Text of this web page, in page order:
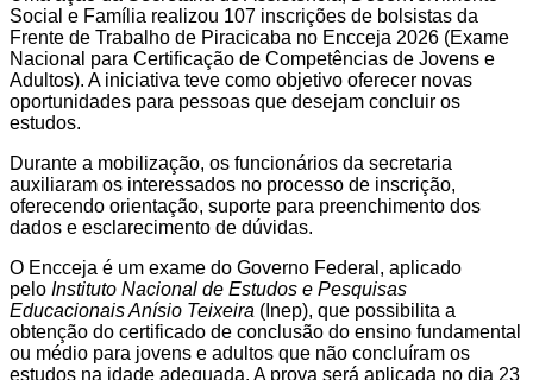
Social e Família realizou 107 inscrições de bolsistas da
Frente de Trabalho de Piracicaba no Encceja 2026 (Exame
Nacional para Certificação de Competências de Jovens e
Adultos). A iniciativa teve como objetivo oferecer novas
oportunidades para pessoas que desejam concluir os
estudos.
Durante a mobilização, os funcionários da secretaria
auxiliaram os interessados no processo de inscrição,
oferecendo orientação, suporte para preenchimento dos
dados e esclarecimento de dúvidas.
O Encceja é um exame do Governo Federal, aplicado
pelo Instituto Nacional de Estudos e Pesquisas
Educacionais Anísio Teixeira (Inep), que possibilita a
obtenção do certificado de conclusão do ensino fundamental
ou médio para jovens e adultos que não concluíram os
estudos na idade adequada. A prova será aplicada no dia 23